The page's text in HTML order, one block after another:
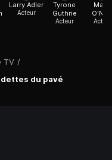
TV /
du pavé
Larry Adler
Acteur
Tyrone
Guthrie
Acteur
Maire
Acteur